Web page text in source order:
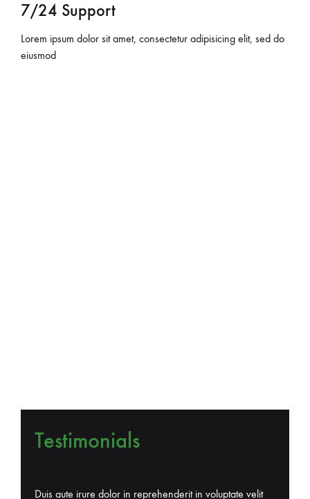
7/24 Support
Lorem ipsum dolor sit amet, consectetur adipisicing elit, sed do
eiusmod
Testimonials
Duis aute irure dolor in reprehenderit in voluptate velit